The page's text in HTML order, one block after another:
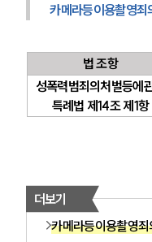
카메라등이용촬영죄
법 조항
성폭력범죄의처벌등에
특례법 제14조 제1항
더보기
카메라등이용촬영